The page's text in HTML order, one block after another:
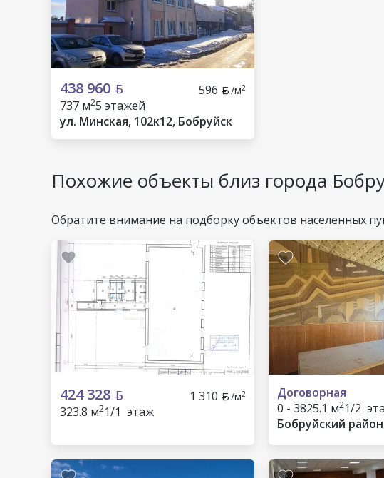
438 960 596 /м2
737 м25 этажей
ул. Минская, 102к12, Бобруйск
Похожие объекты близ города
Обратите внимание на подборку объектов населенных
424 328 1 310 /м2
323.8 м21/1 этаж
Договорная
0 - 3825.1 м21/2
Бобруйский район